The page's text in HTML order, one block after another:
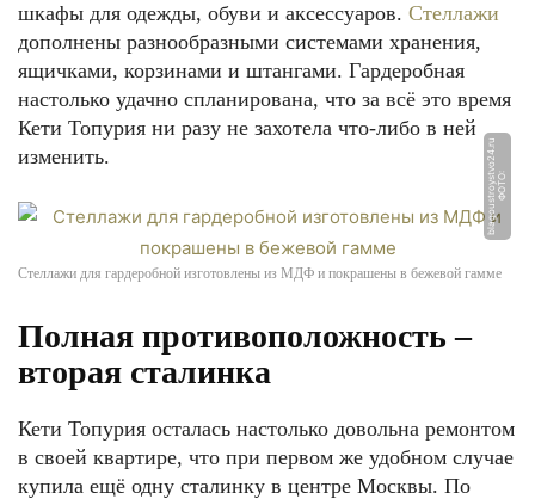
шкафы для одежды, обуви и аксессуаров. Стеллажи
дополнены разнообразными системами хранения,
ящичками, корзинами и штангами. Гардеробная
настолько удачно спланирована, что за всё это время
Кети Топурия ни разу не захотела что-либо в ней
изменить.
Ф
О
Т
О:
bl
a
g
o
u
s
t
r
o
y
s
t
v
o
2
4.
r
u
Стеллажи для гардеробной изготовлены из МДФ и покрашены в бежевой гамме
Полная противоположность –
вторая сталинка
Кети Топурия осталась настолько довольна ремонтом
в своей квартире, что при первом же удобном случае
купила ещё одну сталинку в центре Москвы. По